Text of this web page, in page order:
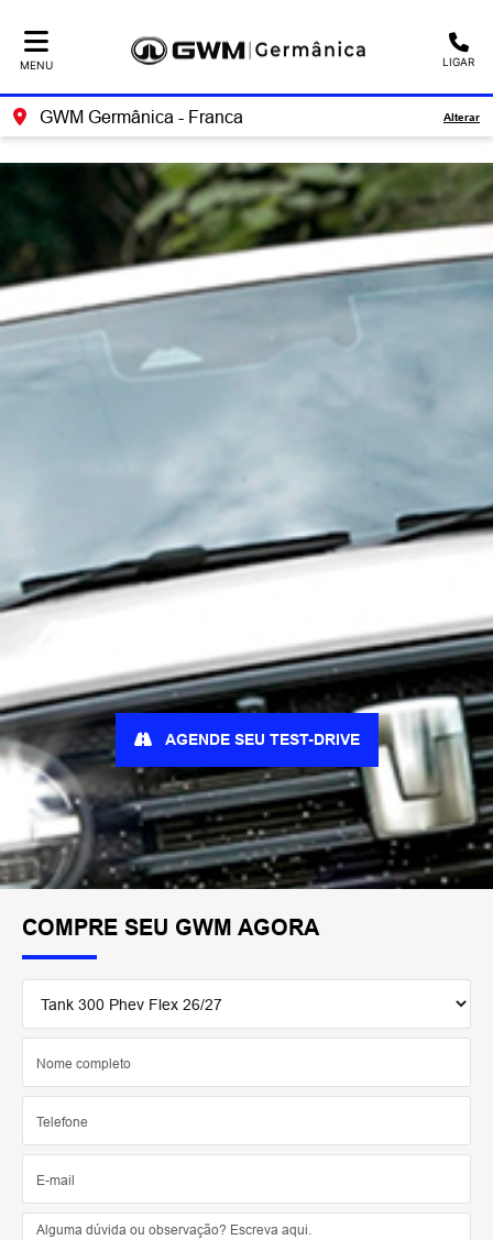
MENU LIGAR
GWM Germânica - Franca Alterar
COMPRE SEU GWM AGORA
AGENDE SEU TEST-DRIVE